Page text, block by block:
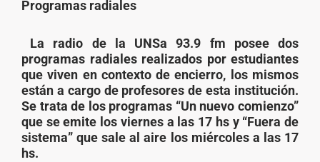
Programas radiales
La radio de la UNSa 93.9 fm posee dos
programas radiales realizados por estudiantes
que viven en contexto de encierro, los mismos
están a cargo de profesores de esta institución.
Se trata de los programas “Un nuevo comienzo”
que se emite los viernes a las 17 hs y “Fuera de
sistema” que sale al aire los miércoles a las 17
hs.